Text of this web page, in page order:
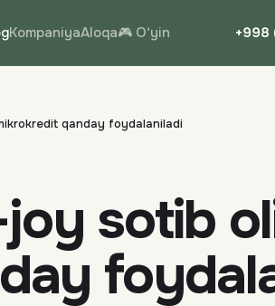
KompaniyaAloqa🎮 O'yin +998
qanday foydalaniladi
sotib